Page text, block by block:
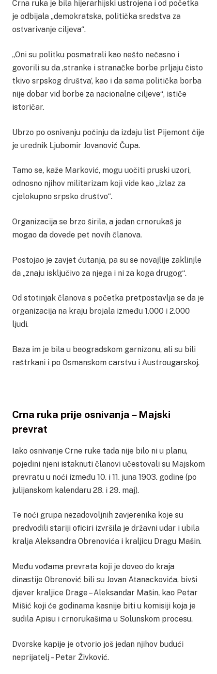
Crna ruka je bila hijerarhijski ustrojena i od početka
je odbijala „demokratska, politička sredstva za
ostvarivanje ciljeva“.
„Oni su politku posmatrali kao nešto nečasno i
govorili su da ,stranke i stranačke borbe prljaju čisto
tkivo srpskog društva’, kao i da sama politička borba
nije dobar vid borbe za nacionalne ciljeve“, ističe
istoričar.
Ubrzo po osnivanju počinju da izdaju list Pijemont čije
je urednik Ljubomir Jovanović Čupa.
Tamo se, kaže Marković, mogu uočiti pruski uzori,
odnosno njihov militarizam koji vide kao „izlaz za
cjelokupno srpsko društvo“.
Organizacija se brzo širila, a jedan crnorukaš je
mogao da dovede pet novih članova.
Postojao je zavjet ćutanja, pa su se novajlije zaklinjle
da „znaju isključivo za njega i ni za koga drugog“.
Od stotinjak članova s početka pretpostavlja se da je
organizacija na kraju brojala između 1.000 i 2.000
ljudi.
Baza im je bila u beogradskom garnizonu, ali su bili
raštrkani i po Osmanskom carstvu i Austrougarskoj.
Crna ruka prije osnivanja – Majski
prevrat
Iako osnivanje Crne ruke tada nije bilo ni u planu,
pojedini njeni istaknuti članovi učestovali su Majskom
prevratu u noći između 10. i 11. juna 1903. godine (po
julijanskom kalendaru 28. i 29. maj).
Te noći grupa nezadovoljnih zavjerenika koje su
predvodili stariji oficiri izvršila je državni udar i ubila
kralja Aleksandra Obrenovića i kraljicu Dragu Mašin.
Među vođama prevrata koji je doveo do kraja
dinastije Obrenović bili su Jovan Atanackovića, bivši
djever kraljice Drage – Aleksandar Mašin, kao Petar
Mišić koji će godinama kasnije biti u komisiji koja je
sudila Apisu i crnorukašima u Solunskom procesu.
Dvorske kapije je otvorio još jedan njihov budući
neprijatelj – Petar Živković.